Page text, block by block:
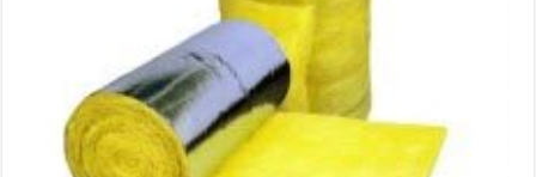
cách
âm